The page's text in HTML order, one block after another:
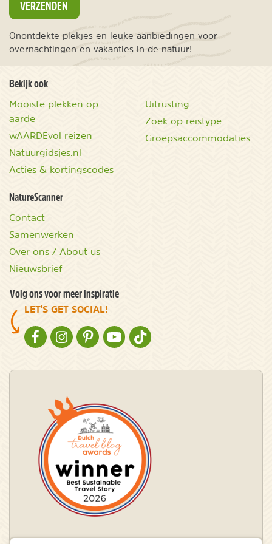
VERZENDEN
Onontdekte plekjes en leuke aanbiedingen voor
overnachtingen en vakanties in de natuur!
Bekijk ook
Mooiste plekken op
aarde
wAARDEvol reizen
Natuurgidsjes.nl
Acties & kortingscodes
Uitrusting
Zoek op reistype
Groepsaccommodaties
NatureScanner
Contact
Samenwerken
Over ons / About us
Nieuwsbrief
Volg ons voor meer inspiratie
LET'S GET SOCIAL!
NATURESCANNER OP FACEBOOK
NATURESCANNER OP INSTAGRAM
NATURESCANNER OP PINTEREST
NATURESCANNER OP YOUTUBE
NATURESCANNER OP TIKTOK